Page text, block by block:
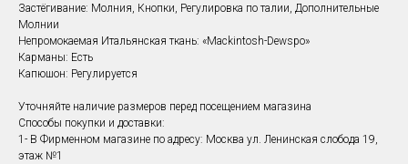
Застёгивание: Молния, Кнопки, Регулировка по талии, Дополнительные
Молнии
Непромокаемая Итальянская ткань: «Mackintosh-Dewspo»
Карманы: Есть
Капюшон: Регулируется
Уточняйте наличие размеров перед посещением магазина
Способы покупки и доставки:
1- В Фирменном магазине по адресу: Москва ул. Ленинская слобода 19,
этаж №1